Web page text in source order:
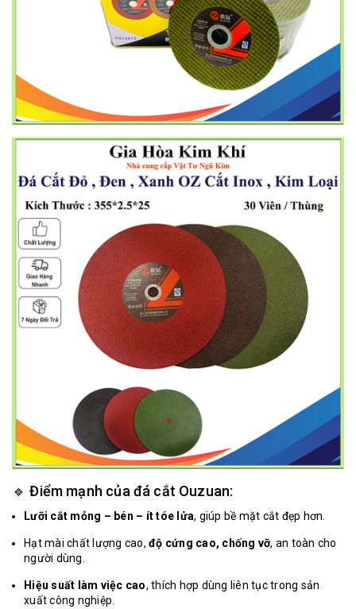
🔹 Điểm mạnh của đá cắt Ouzuan:
Lưỡi cắt mỏng – bén – ít tóe lửa, giúp bề mặt cắt đẹp hơn.
Hạt mài chất lượng cao, độ cứng cao, chống vỡ, an toàn cho
người dùng.
Hiệu suất làm việc cao, thích hợp dùng liên tục trong sản
xuất công nghiệp.